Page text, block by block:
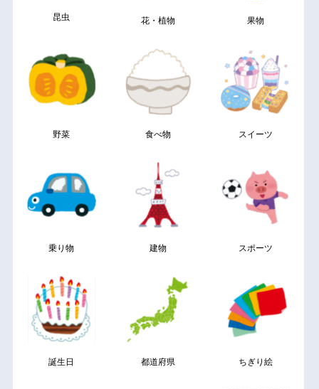
昆虫 花・植物 果物
野菜 食べ物 スイーツ
乗り物 建物 スポーツ
誕生日 都道府県 ちぎり絵